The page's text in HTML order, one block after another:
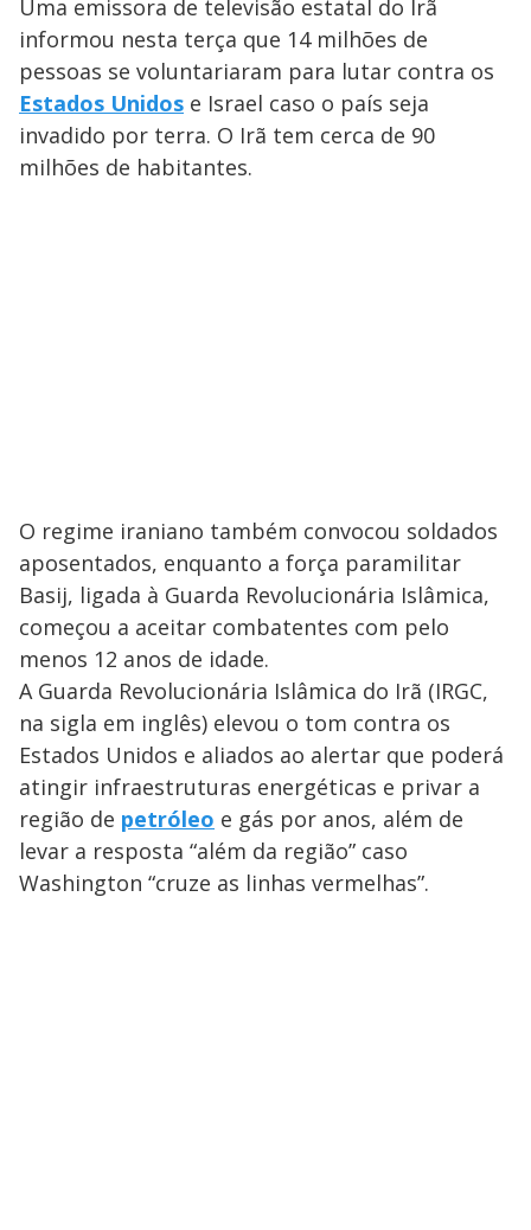
Uma emissora de televisão estatal do Irã
informou nesta terça que 14 milhões de
pessoas se voluntariaram para lutar contra os
Estados Unidos e Israel caso o país seja
invadido por terra. O Irã tem cerca de 90
milhões de habitantes.
O regime iraniano também convocou soldados
aposentados, enquanto a força paramilitar
Basij, ligada à Guarda Revolucionária Islâmica,
começou a aceitar combatentes com pelo
menos 12 anos de idade.
A Guarda Revolucionária Islâmica do Irã (IRGC,
na sigla em inglês) elevou o tom contra os
Estados Unidos e aliados ao alertar que poderá
atingir infraestruturas energéticas e privar a
região de petróleo e gás por anos, além de
levar a resposta “além da região” caso
Washington “cruze as linhas vermelhas”.